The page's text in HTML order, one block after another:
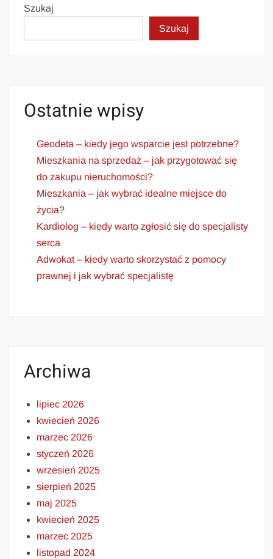
Szukaj
Szukaj
Ostatnie wpisy
Geodeta – kiedy jego wsparcie jest potrzebne?
Mieszkania na sprzedaż – jak przygotować się
do zakupu nieruchomości?
Mieszkania – jak wybrać idealne miejsce do
życia?
Kardiolog – kiedy warto zgłosić się do specjalisty
serca
Adwokat – kiedy warto skorzystać z pomocy
prawnej i jak wybrać specjalistę
Archiwa
lipiec 2026
kwiecień 2026
marzec 2026
styczeń 2026
wrzesień 2025
sierpień 2025
maj 2025
kwiecień 2025
marzec 2025
listopad 2024